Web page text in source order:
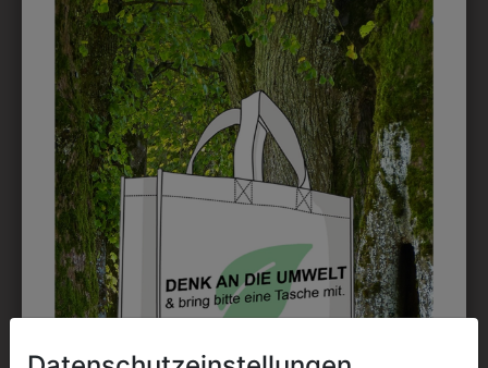
DRUCK
Perfekt für große Logos und für kleine Details, jedoch
kostet jede Farbe extra und ist erst ab 12 Stück
möglich. Waschbar bis zu 60°C.
DAS KÖNNTE IHNEN